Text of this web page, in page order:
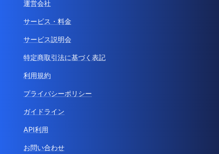
運営会社
サービス・料金
サービス説明会
特定商取引法に基づく表記
利用規約
プライバシーポリシー
ガイドライン
API利用
お問い合わせ